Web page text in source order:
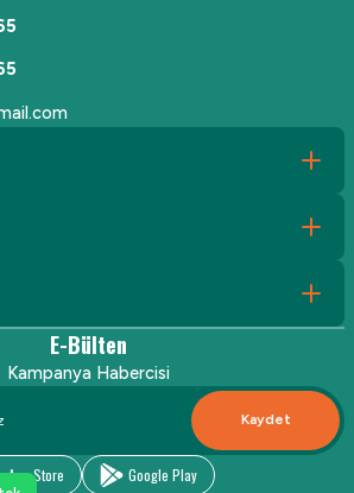
E-Bülten
Kampanya Habercisi
Kaydet
App Store Google Play